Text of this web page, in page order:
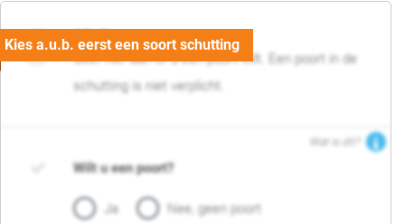
05. Poort
Geef hier aan of u een poort wilt. Een poort in de
schutting is niet verplicht.
Wat is dit?
Wilt u een poort?
Ja Nee, geen poort